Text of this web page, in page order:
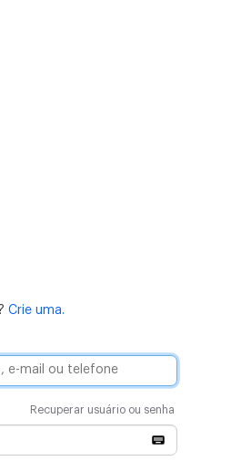
Crie uma.
Recuperar usuário ou senha